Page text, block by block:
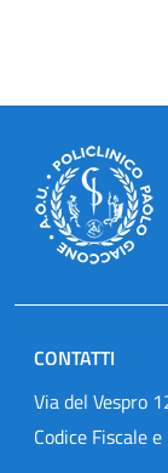
CONTATTI
Via del Vespro
Codice Fiscale